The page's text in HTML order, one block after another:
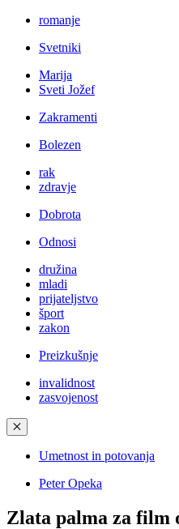
romanje
Svetniki
Marija
Sveti Jožef
Zakramenti
Bolezen
rak
zdravje
Dobrota
Odnosi
družina
mladi
prijateljstvo
šport
zakon
Preizkušnje
invalidnost
zasvojenost
✕
Umetnost in potovanja
Peter Opeka
Zlata palma za film